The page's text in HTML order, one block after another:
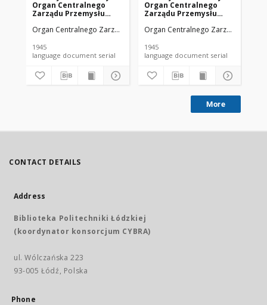
Organ Centralnego
Zarządu Przemysłu
R. 1 Nr 1 (1945)
Organ Centralnego Zarządu Przemysłu Chemicznego w Polsce
1945
language document serial
Organ Centralnego
Zarządu Przemysłu
R. 1 Nr 4 (1945)
Organ Centralnego Zarządu
1945
language document serial
More
CONTACT DETAILS
Address
Biblioteka Politechniki Łódzkiej
(koordynator konsorcjum CYBRA)
ul. Wólczańska 223
93-005 Łódź, Polska
Phone